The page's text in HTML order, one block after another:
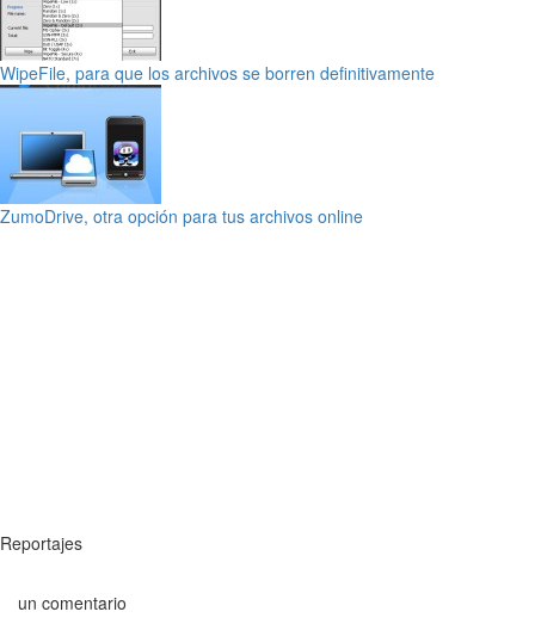
WipeFile, para que los archivos se borren definitivamente
ZumoDrive, otra opción para tus archivos online
Reportajes
un comentario